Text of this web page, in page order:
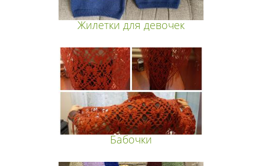
Жилетки для девочек
Бабочки